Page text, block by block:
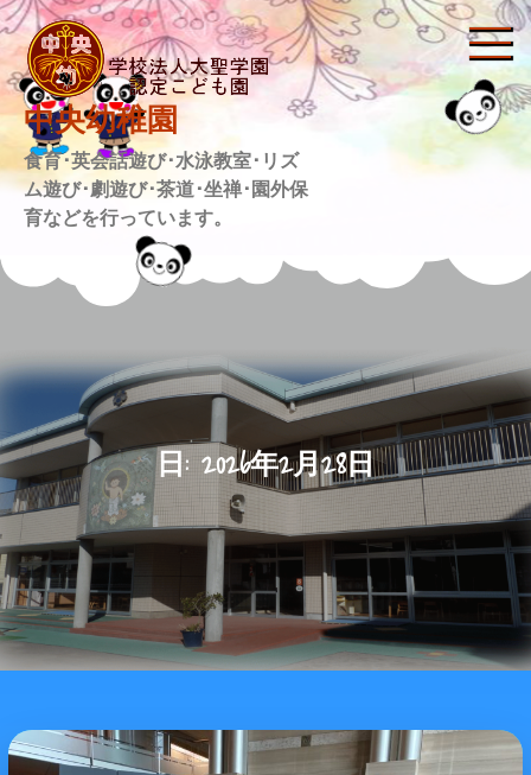
Skip
to
content
中央幼稚園
食育･英会話遊び･水泳教室･リズ
ム遊び･劇遊び･茶道･坐禅･園外保
育などを行っています。
日: 2026年2月28日